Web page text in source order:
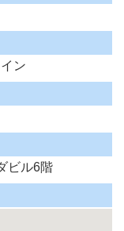
ン
ビル6階